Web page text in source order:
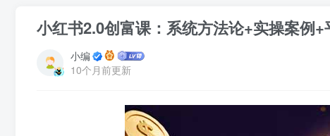
小红书2.0创富课：系统方法论+实操案例
小编
10个月前更新